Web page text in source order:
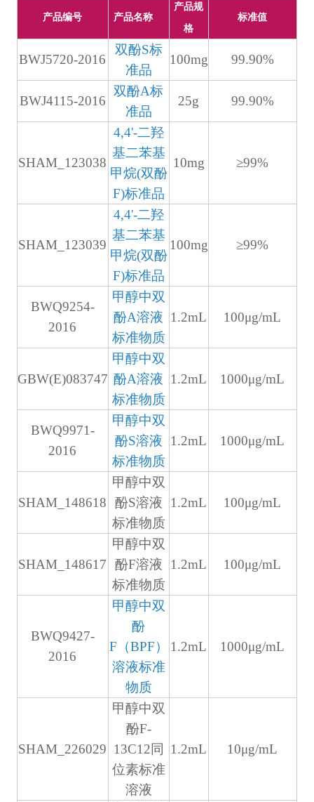
产品编号 产品名称
产品规
格
标准值
BWJ5720-2016
双酚S标
准品
100mg 99.90%
BWJ4115-2016
双酚A标
准品
25g 99.90%
SHAM_123038
4,4'-二羟
基二苯基
甲烷(双酚
F)标准品
10mg ≥99%
SHAM_123039
4,4'-二羟
基二苯基
甲烷(双酚
F)标准品
100mg ≥99%
BWQ9254-
2016
甲醇中双
酚A溶液
标准物质
1.2mL 100μg/mL
GBW(E)083747
甲醇中双
酚A溶液
标准物质
1.2mL 1000μg/mL
BWQ9971-
2016
甲醇中双
酚S溶液
标准物质
1.2mL 1000μg/mL
SHAM_148618
甲醇中双
酚S溶液
标准物质
1.2mL 100μg/mL
SHAM_148617
甲醇中双
酚F溶液
标准物质
1.2mL 100μg/mL
BWQ9427-
2016
甲醇中双
酚
F（BPF）
溶液标准
物质
1.2mL 1000μg/mL
SHAM_226029
甲醇中双
酚F-
13C12同
位素标准
溶液
1.2mL 10μg/mL